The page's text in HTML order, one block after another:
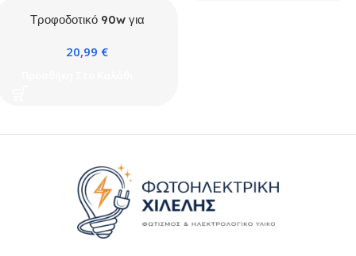
Τροφοδοτικό 90w για
20,99 €